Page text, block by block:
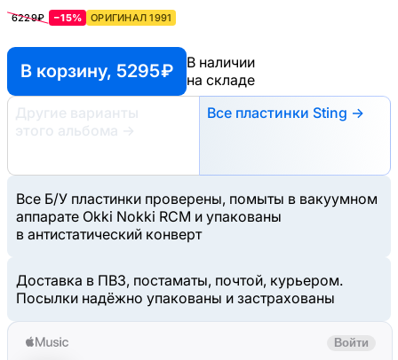
6229₽ −15% ОРИГИНАЛ 1991
В корзину, 5295 ₽
В наличии
на складе
Другие варианты
этого альбома
→
Все пластинки Sting →
Все Б/У пластинки проверены, помыты в вакуумном
аппарате Okki Nokki RCM и упакованы
в антистатический конверт
Доставка в ПВЗ, постаматы, почтой, курьером.
Посылки надёжно упакованы и застрахованы